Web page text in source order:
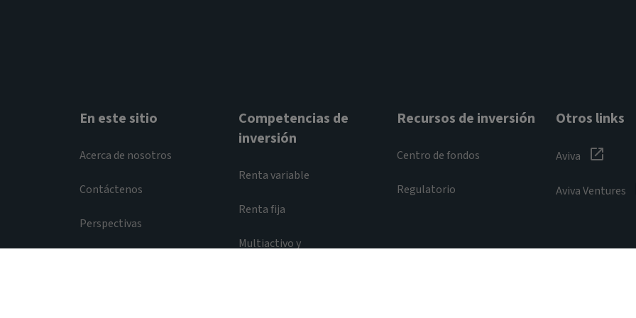
En este sitio
Acerca de nosotros
Contáctenos
Perspectivas
Competencias de
inversión
Renta variable
Renta fija
Multiactivo y
Recursos de inversión
Centro de fondos
Regulatorio
Otros links
Aviva
Aviva Ventures